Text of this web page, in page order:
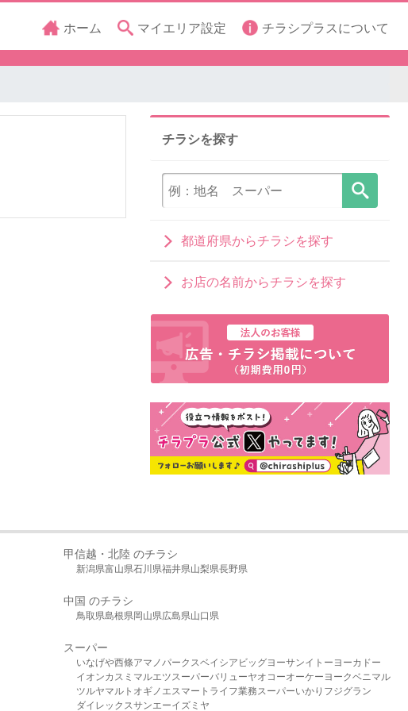
ホーム マイエリア設定 チラシプラスについて
チラシを探す
都道府県からチラシを探す
お店の名前からチラシを探す
甲信越・北陸 のチラシ
新潟県富山県石川県福井県山梨県長野県
中国 のチラシ
鳥取県島根県岡山県広島県山口県
スーパー
いなげや西條アマノパークスベイシア ビッグヨーサンイトーヨーカドー
イオンカスミ マルエツ スーパーバリューヤオコーオーケー ヨークベニマル
ツルヤマルト オギノ エスマート ライフ業務スーパーいかり フジグラン
ダイレックスサンエーイズミヤ